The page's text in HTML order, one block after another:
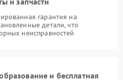
гарантия на
детали, что
неисправностей
и бесплатная